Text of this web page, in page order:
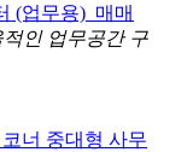
(업무용)_매매
적인 업무공간 구
너 중대형 사무